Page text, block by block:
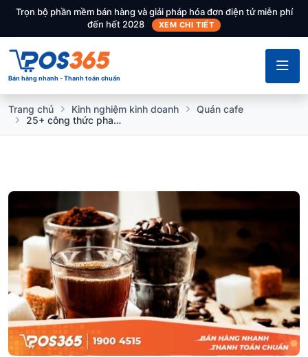
Trọn bộ phần mềm bán hàng và giải pháp hóa đơn điện tử miễn phí
đến hết 2028
XEM CHI TIẾT
Bán hàng nhanh - Thanh toán chuẩn
Trang chủ Kinh nghiệm kinh doanh
Quán cafe
25+ công thức pha chế đồ uống cho quán cafe được yêu thích nhất hiện nay